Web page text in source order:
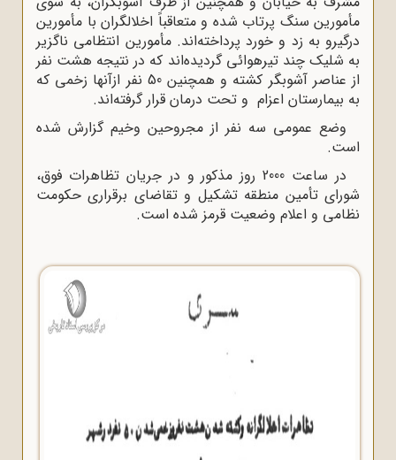
مأمورین سنگ پرتاب شده و متعاقباً اخلالگران با مأمورین
درگیرو به زد و خورد پرداخته‌اند. مأمورین انتظامى ناگزیر
به شلیک چند تیرهوائى گردیده‌اند که در نتیجه هشت نفر
از عناصر آشوبگر کشته و همچنین 50 نفر ازآنها زخمى که
به بیمارستان اعزام و تحت درمان قرار گرفته‌اند.
وضع عمومى سه نفر از مجروحین وخیم گزارش شده
است.
در ساعت 2000 روز مذکور و در جریان تظاهرات فوق،
شوراى تأمین منطقه تشکیل و تقاضاى برقرارى حکومت
نظامى و اعلام وضعیت قرمز شده است.